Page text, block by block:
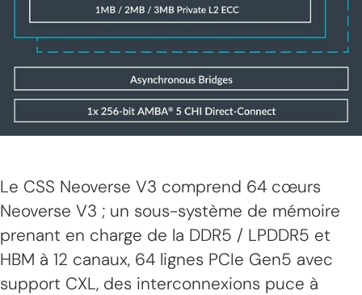
Le CSS Neoverse V3 comprend 64 cœurs
Neoverse V3 ; un sous-système de mémoire
prenant en charge de la DDR5 / LPDDR5 et
HBM à 12 canaux, 64 lignes PCIe Gen5 avec
support CXL, des interconnexions puce à